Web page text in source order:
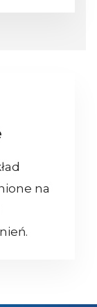
na